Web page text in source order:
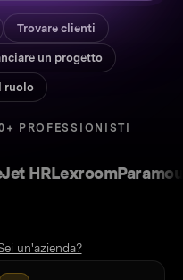
Trovare clienti
un progetto
ruolo
PROFESSIONISTI
LexroomParamount
un'azienda?